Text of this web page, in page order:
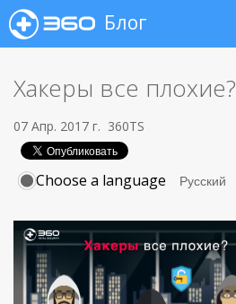
Блог
Хакеры все плохие?
07 Апр. 2017 г. 360TS
Choose a language